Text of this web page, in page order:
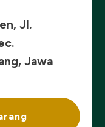
Jl.
Jawa